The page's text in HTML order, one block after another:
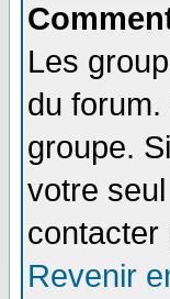
Les
du
groupe.
votre
contacter
Revenir